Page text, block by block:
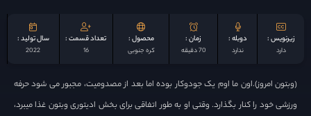
زیرنویس :
دارد
دوبله :
ندارد
زمان :
70 دقیقه
محصول :
کره جنوبی
تعداد قسمت :
16
سال تولید :
2022
(وبتون امروز).اون ما اوم یک جودوکار بوده اما بعد از مصدومیت، مجبور می شود حرفه
ورزشی خود را کنار بگذارد. وقتی او به طور اتفاقی برای بخش ادیتوری وبتون غذا میبرد،